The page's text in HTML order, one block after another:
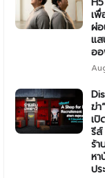
เ
ผ่
แ
อ
ฆ่า
เปิ
รี
ร้
หา
ปร